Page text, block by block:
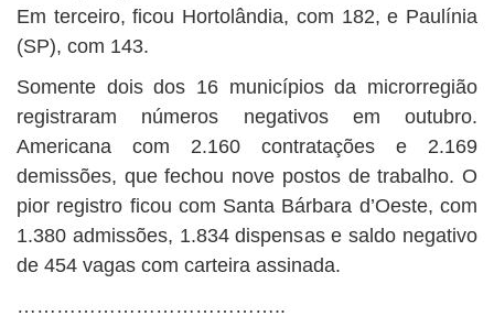
Em terceiro, ficou Hortolândia, com 182, e Paulínia
(SP), com 143.
Somente dois dos 16 municípios da microrregião
registraram números negativos em outubro.
Americana com 2.160 contratações e 2.169
demissões, que fechou nove postos de trabalho. O
pior registro ficou com Santa Bárbara d’Oeste, com
1.380 admissões, 1.834 dispensas e saldo negativo
de 454 vagas com carteira assinada.
…………………………………..